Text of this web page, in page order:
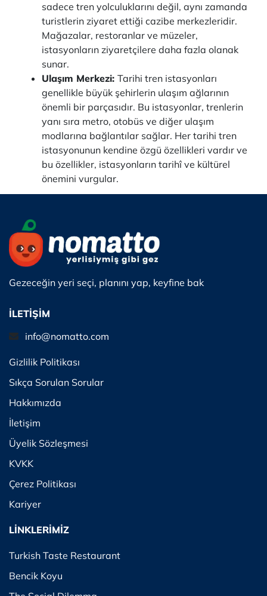
sadece tren yolculuklarını değil, aynı zamanda
turistlerin ziyaret ettiği cazibe merkezleridir.
Mağazalar, restoranlar ve müzeler,
istasyonların ziyaretçilere daha fazla olanak
sunar.
Ulaşım Merkezi: Tarihi tren istasyonları
genellikle büyük şehirlerin ulaşım ağlarının
önemli bir parçasıdır. Bu istasyonlar, trenlerin
yanı sıra metro, otobüs ve diğer ulaşım
modlarına bağlantılar sağlar. Her tarihi tren
istasyonunun kendine özgü özellikleri vardır ve
bu özellikler, istasyonların tarihî ve kültürel
önemini vurgular.
Gezeceğin yeri seçi, planını yap, keyfine bak
İLETİŞİM
info@nomatto.com
Gizlilik Politikası
Sıkça Sorulan Sorular
Hakkımızda
İletişim
Üyelik Sözleşmesi
KVKK
Çerez Politikası
Kariyer
LİNKLERİMİZ
Turkish Taste Restaurant
Bencik Koyu